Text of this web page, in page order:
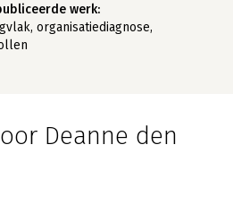
werk:
organisatiediagnose,
Deanne den